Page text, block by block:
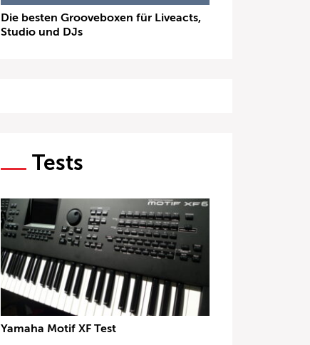
Die besten Grooveboxen für Liveacts,
Studio und DJs
Tests
Yamaha Motif XF Test